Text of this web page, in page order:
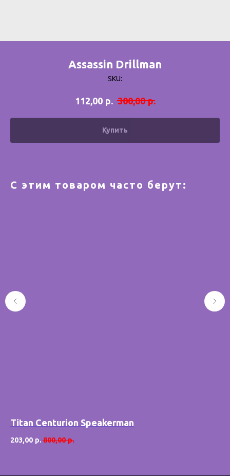
Assassin Drillman
SKU:
112,00 р. 300,00 р.
Купить
С этим товаром часто берут:
Titan Centurion Speakerman
203,00 р. 800,00 р.